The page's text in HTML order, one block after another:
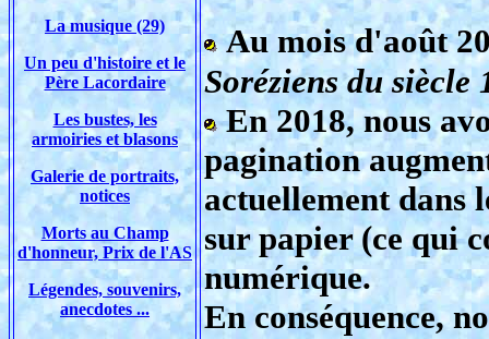
La musique (29)
Un peu d'histoire et le
Père Lacordaire
Les bustes, les
armoiries et blasons
Galerie de portraits,
notices
Morts au Champ
d'honneur, Prix de l'AS
Légendes, souvenirs,
anecdotes ...
Au mois d'août
Soréziens du siècle
En 2018, nous
pagination
actuellement dans
sur papier (ce qui
numérique.
En conséquence,